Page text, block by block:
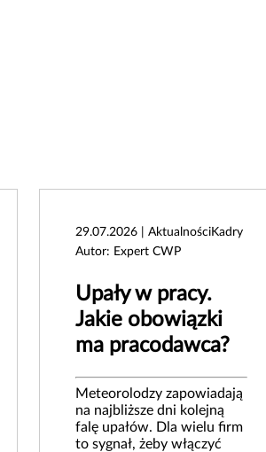
29.07.2026 | AktualnościKadry
Autor: Expert CWP
Upały w pracy.
Jakie obowiązki
ma pracodawca?
Meteorolodzy zapowiadają
na najbliższe dni kolejną
falę upałów. Dla wielu firm
to sygnał, żeby włączyć